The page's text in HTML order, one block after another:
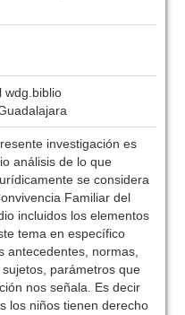
wdg.biblio
investigación es
análisis de lo que
se considera
Familiar del
incluidos los elementos
tema en específico
antecedentes, normas,
parámetros que
nos señala. Es decir
los niños tienen derecho